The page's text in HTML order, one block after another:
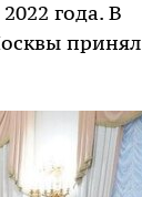
года. В
принял